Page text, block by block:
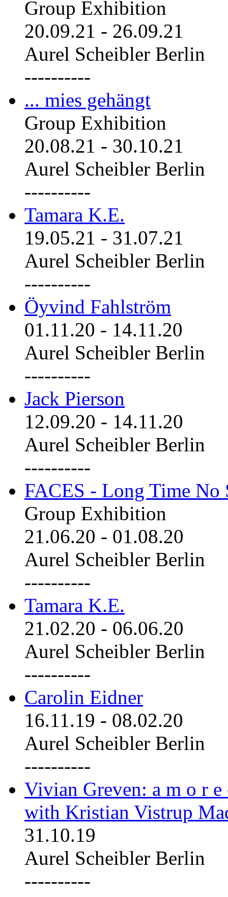
Group Exhibition
20.09.21 - 26.09.21
Aurel Scheibler Berlin
----------
... mies gehängt
Group Exhibition
20.08.21 - 30.10.21
Aurel Scheibler Berlin
----------
Tamara K.E.
19.05.21 - 31.07.21
Aurel Scheibler Berlin
----------
Öyvind Fahlström
01.11.20 - 14.11.20
Aurel Scheibler Berlin
----------
Jack Pierson
12.09.20 - 14.11.20
Aurel Scheibler Berlin
----------
FACES - Long Time No
Group Exhibition
21.06.20 - 01.08.20
Aurel Scheibler Berlin
----------
Tamara K.E.
21.02.20 - 06.06.20
Aurel Scheibler Berlin
----------
Carolin Eidner
16.11.19 - 08.02.20
Aurel Scheibler Berlin
----------
Vivian Greven: a m o r
with Kristian Vistrup
31.10.19
Aurel Scheibler Berlin
----------